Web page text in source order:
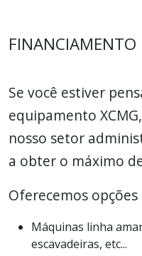
FINANCIAMENTO
Se você estiver
equipamento
nosso setor
a obter o máximo
Oferecemos
Máquinas linha
escavadeiras, etc...